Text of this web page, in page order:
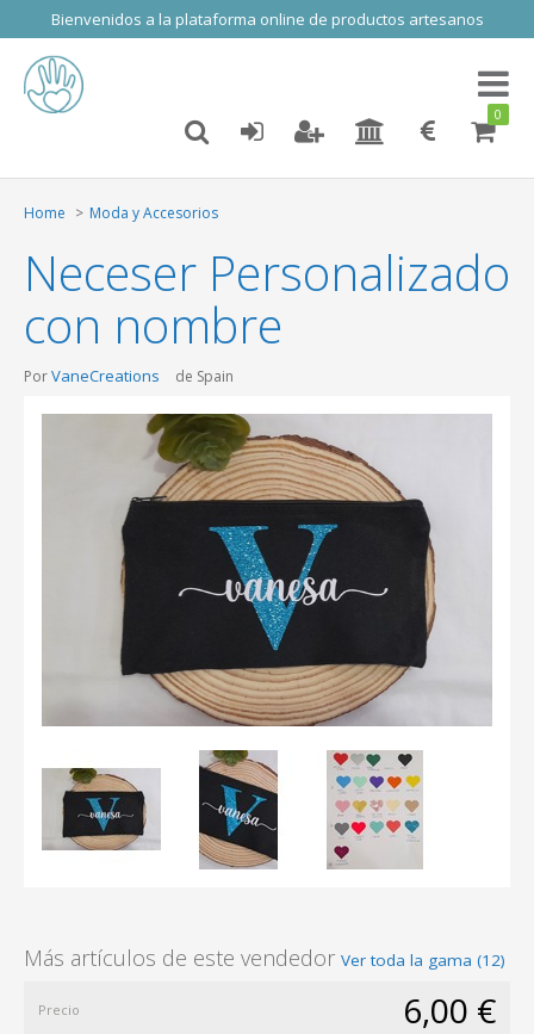
Bienvenidos a la plataforma online de productos artesanos
Toggle
0
Home Moda y Accesorios
Neceser Personalizado
con nombre
PorVaneCreations de Spain
Más artículos de este vendedor Ver toda la gama (12)
Precio 6,00 €